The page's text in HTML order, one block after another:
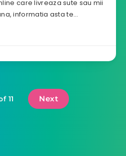
care livreaza sute sau mii
informatia asta te…
11 Next